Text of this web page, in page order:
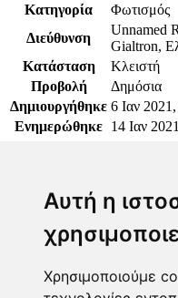
Αυτή η
Χρησιμοποιούμε
Κατηγορία
Φωτισμός
Διεύθυνση
Unnamed
Gialtron,
Κατάσταση
Κλειστή
Προβολή
Δημόσια
Δημιουργήθηκε 6 Ιαν
Ενημερώθηκε 14 Ιαν